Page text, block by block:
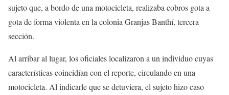
sujeto que, a bordo de una motocicleta, realizaba cobros gota a
gota de forma violenta en la colonia Granjas Banthí, tercera
sección.
Al arribar al lugar, los oficiales localizaron a un individuo cuyas
características coincidían con el reporte, circulando en una
motocicleta. Al indicarle que se detuviera, el sujeto hizo caso